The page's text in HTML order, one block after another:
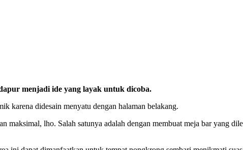
menjadi ide yang layak untuk dicoba.
karena didesain menyatu dengan halaman belakang.
maksimal, lho. Salah satunya adalah dengan membuat meja bar yang